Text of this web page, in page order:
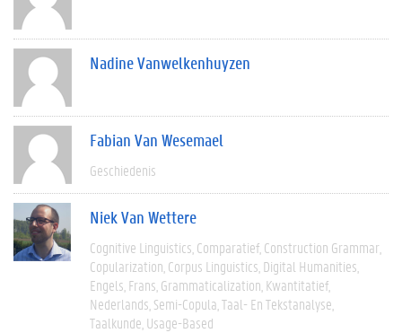
Nadine Vanwelkenhuyzen
Fabian Van Wesemael
Geschiedenis
Niek Van Wettere
Cognitive Linguistics Comparatief Construction Grammar
Copularization Corpus Linguistics Digital Humanities
Engels Frans Grammaticalization Kwantitatief
Nederlands Semi-Copula Taal- En Tekstanalyse
Taalkunde Usage-Based